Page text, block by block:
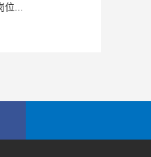
位...